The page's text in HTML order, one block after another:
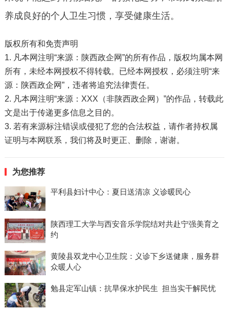
养成良好的个人卫生习惯，享受健康生活。
版权所有和免责声明
1. 凡本网注明“来源：陕西政企网”的所有作品，版权均属本网
所有，未经本网授权不得转载。已经本网授权，必须注明“来
源：陕西政企网”，违者将追究法律责任。
2. 凡本网注明“来源：XXX（非陕西政企网）”的作品，转载此
文是出于传递更多信息之目的。
3. 若有来源标注错误或侵犯了您的合法权益，请作者持权属
证明与本网联系，我们将及时更正、删除，谢谢。
为您推荐
平利县妇计中心：夏日送清凉 义诊暖民心
陕西理工大学与西安音乐学院结对共赴宁强美育之
约
黄陵县双龙中心卫生院：义诊下乡送健康，服务群
众暖人心
勉县定军山镇：抗旱保水护民生 担当实干解民忧